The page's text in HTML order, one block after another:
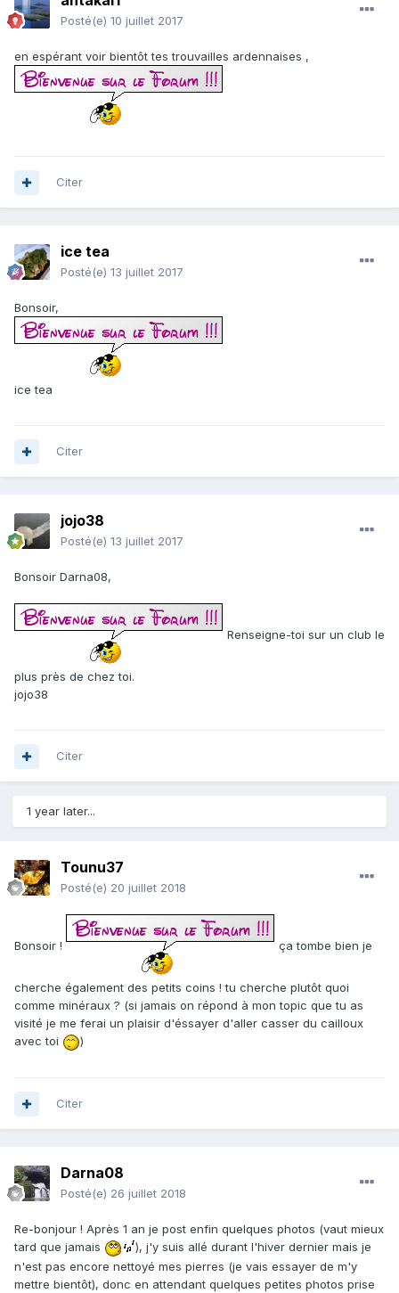
Posté(e) 10 juillet 2017
en espérant voir bientôt tes trouvailles ardennaises ,
Citer
ice tea
Posté(e) 13 juillet 2017
Bonsoir,
ice tea
Citer
jojo38
Posté(e) 13 juillet 2017
Bonsoir Darna08,
Renseigne-toi sur un club le
plus près de chez toi.
jojo38
Citer
1 year later...
Tounu37
Posté(e) 20 juillet 2018
Bonsoir ! ça tombe bien je
cherche également des petits coins ! tu cherche plutôt quoi
comme minéraux ? (si jamais on répond à mon topic que tu as
visité je me ferai un plaisir d'éssayer d'aller casser du cailloux
avec toi
)
Citer
Darna08
Posté(e) 26 juillet 2018
Re-bonjour ! Après 1 an je post enfin quelques photos (vaut mieux
tard que jamais
), j'y suis allé durant l'hiver dernier mais je
n'est pas encore nettoyé mes pierres (je vais essayer de m'y
mettre bientôt), donc en attendant quelques petites photos prise